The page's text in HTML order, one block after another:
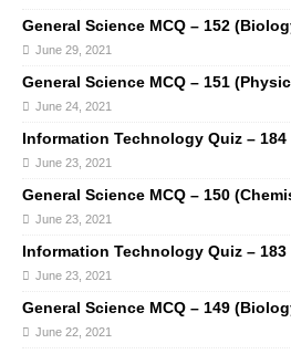
General Science MCQ – 152
June 29, 2021
General Science MCQ – 151
June 24, 2021
Information Technology Quiz – 184
June 23, 2021
General Science MCQ – 150
June 23, 2021
Information Technology Quiz – 183
June 23, 2021
General Science MCQ – 149
June 22, 2021